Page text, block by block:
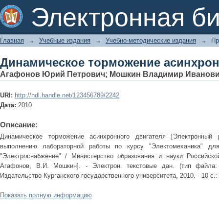
Электронная
Динамическое торможение
Главная → Учебные издания → Учебно-методические издания →
Динамическое торможение
Агафонов Юрий Петрович; Мошкин Владимир
URI: http://hdl.handle.net/123456789/2242
Дата: 2010
Описание:
Динамическое торможение асинхронного двигателя
выполнению лабораторной работы по курсу "Электомеханика"
"Электроснабжение" / Министерство образования и науки
Агафонов, В.И. Мошкин]. - Электрон. текстовые дан. (тип
Издательство Курганского государственного университета, 2010. - 10
Показать полную информацию